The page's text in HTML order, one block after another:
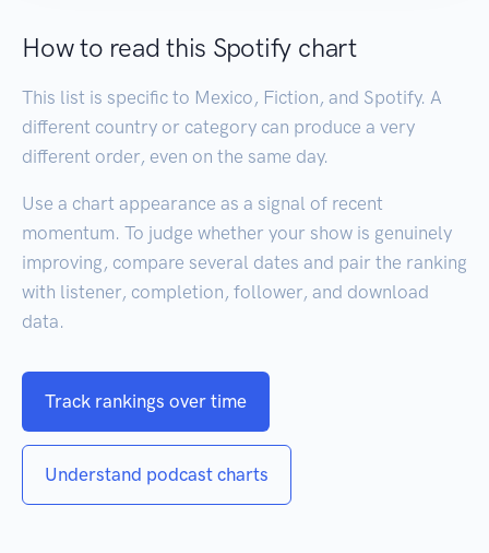
How to read this Spotify chart
This list is specific to Mexico, Fiction, and Spotify. A
different country or category can produce a very
different order, even on the same day.
Use a chart appearance as a signal of recent
momentum. To judge whether your show is genuinely
improving, compare several dates and pair the ranking
with listener, completion, follower, and download
data.
Track rankings over time
Understand podcast charts